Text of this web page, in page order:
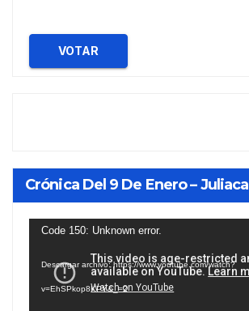
VOTAR
Crónica Del 9 De Enero – Juliaca
Reproductor
vídeo
Code 150: Unknown error.
Descargar archivo: https://www.youtube.com/watch?
v=EhSPkop8KPY&_=2